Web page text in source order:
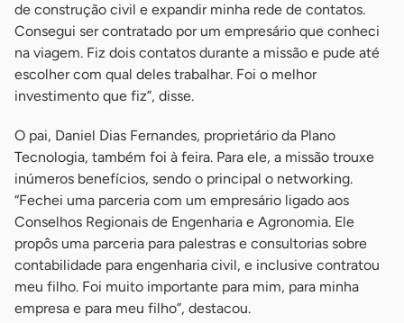
de construção civil e expandir minha rede de contatos.
Consegui ser contratado por um empresário que conheci
na viagem. Fiz dois contatos durante a missão e pude até
escolher com qual deles trabalhar. Foi o melhor
investimento que fiz”, disse.
O pai, Daniel Dias Fernandes, proprietário da Plano
Tecnologia, também foi à feira. Para ele, a missão trouxe
inúmeros benefícios, sendo o principal o networking.
“Fechei uma parceria com um empresário ligado aos
Conselhos Regionais de Engenharia e Agronomia. Ele
propôs uma parceria para palestras e consultorias sobre
contabilidade para engenharia civil, e inclusive contratou
meu filho. Foi muito importante para mim, para minha
empresa e para meu filho”, destacou.